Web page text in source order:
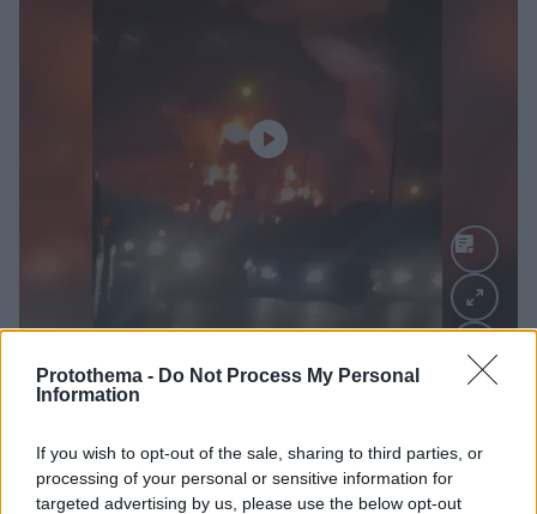
Protothema - Do Not Process My Personal
Information
If you wish to opt-out of the sale, sharing to third parties, or
processing of your personal or sensitive information for
targeted advertising by us, please use the below opt-out
Loaded:
χτύπησαν εγκατάσταση της Aramco, το Ιράν βάζει
πιο σκληρούς όρους για τα Στενά του Ορμούζ